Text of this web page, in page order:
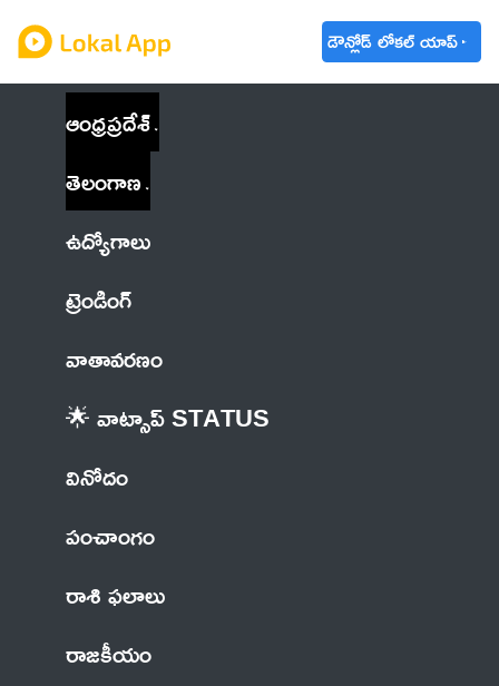
డౌన్లోడ్ లోకల్ యాప్
ఆంధ్రప్రదేశ్
తెలంగాణ
ఉద్యోగాలు
ట్రెండింగ్
వాతావరణం
🌟 వాట్సాప్ STATUS
వినోదం
పంచాంగం
రాశి ఫలాలు
రాజకీయం